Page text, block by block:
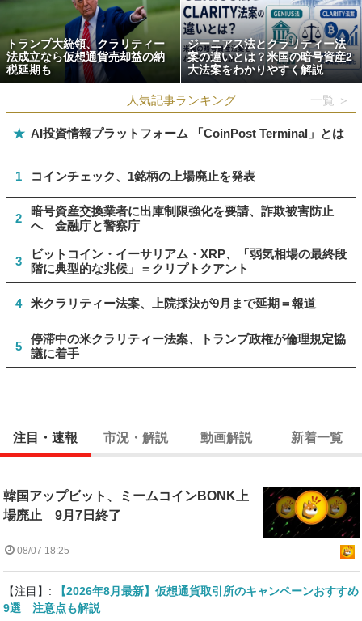
トランプ大統領、クラリティー
法成立なら仮想通貨売却益の納
税延期も
ジーニアス法とクラリティー法
案の違いとは？米国の暗号資産2
大法案をわかりやすく解説
人気記事ランキング 一覧 ＞
★ AI投資情報プラットフォーム 「CoinPost Terminal」とは
1 コインチェック、1銘柄の上場廃止を発表
2
暗号資産交換業者に出庫制限強化を要請、詐欺被害防止
へ 金融庁と警察庁
3
ビットコイン・イーサリアム・XRP、「弱気相場の最終段
階に典型的な兆候」＝クリプトクアント
4 米クラリティー法案、上院採決が9月まで延期＝報道
5
停滞中の米クラリティー法案、トランプ政権が倫理規定協
議に着手
注目・速報 市況・解説 動画解説 新着一覧
韓国アップビット、ミームコインBONK上
場廃止 9月7日終了
08/07 18:25
【注目】:
【2026年8月最新】仮想通貨取引所のキャンペーンおすすめ
9選 注意点も解説